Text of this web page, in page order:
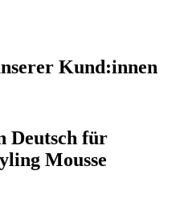
Kund:innen
Deutsch für
Mousse